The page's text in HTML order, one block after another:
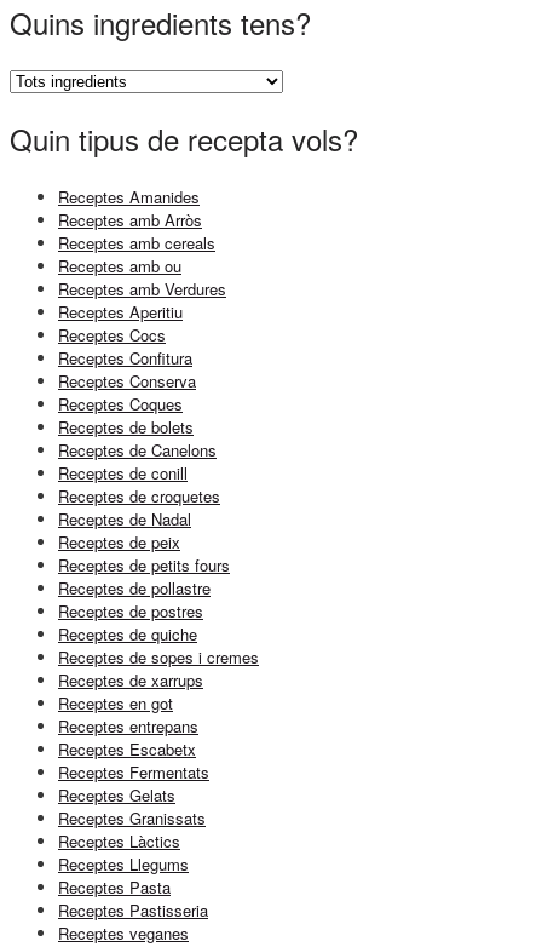
Quins ingredients tens?
Quin tipus de recepta vols?
Receptes Amanides
Receptes amb Arròs
Receptes amb cereals
Receptes amb ou
Receptes amb Verdures
Receptes Aperitiu
Receptes Cocs
Receptes Confitura
Receptes Conserva
Receptes Coques
Receptes de bolets
Receptes de Canelons
Receptes de conill
Receptes de croquetes
Receptes de Nadal
Receptes de peix
Receptes de petits fours
Receptes de pollastre
Receptes de postres
Receptes de quiche
Receptes de sopes i cremes
Receptes de xarrups
Receptes en got
Receptes entrepans
Receptes Escabetx
Receptes Fermentats
Receptes Gelats
Receptes Granissats
Receptes Làctics
Receptes Llegums
Receptes Pasta
Receptes Pastisseria
Receptes veganes